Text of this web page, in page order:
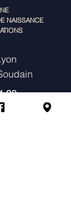
NAISSANCE
38